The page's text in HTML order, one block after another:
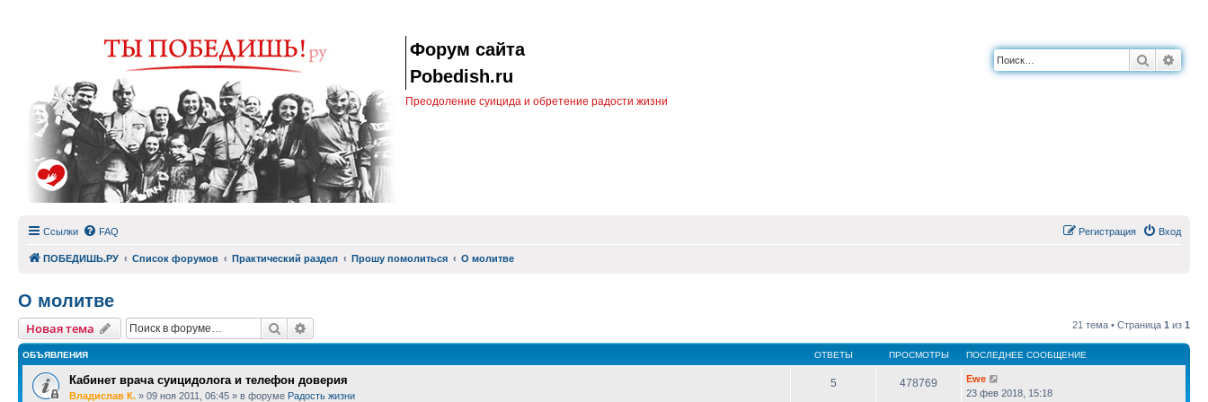
Форум сайта
Pobedish.ru
Преодоление суицида и обретение радости жизни
Поиск
Ссылки FAQ Вход
Регистрация
ПОБЕДИШЬ.РУ Список форумов Практический раздел Прошу помолиться О молитве
О молитве
Новая тема Поиск 21 тема • Страница 1 из 1
ОБЪЯВЛЕНИЯ ОТВЕТЫ ПРОСМОТРЫ ПОСЛЕДНЕЕ СООБЩЕНИЕ
Кабинет врача суицидолога и телефон доверия
Владислав К. » 09 ноя 2011, 06:45 » в форуме Радость жизни
5 478769
Ewe
23 фев 2018, 15:18